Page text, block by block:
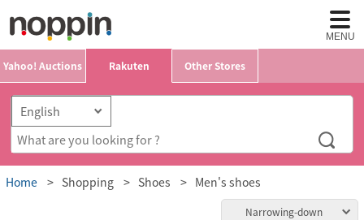
MENU
Yahoo! Auctions Rakuten Other Stores
Home Shopping Shoes Men's shoes
Narrowing-down